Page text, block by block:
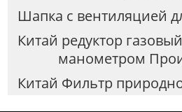
Шапка с вентиляцией
Китай редуктор
манометром
Китай Фильтр